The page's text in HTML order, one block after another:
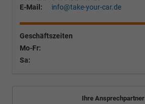
E-Mail:
info@take-your-car.de
Geschäftszeiten
Mo-Fr:
Sa:
Ihre Ansprechpartner